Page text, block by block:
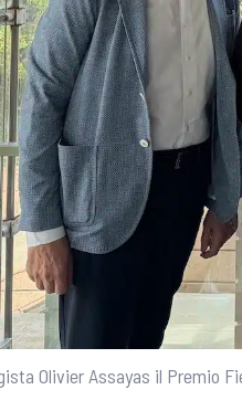
Olivier Assayas il Premio